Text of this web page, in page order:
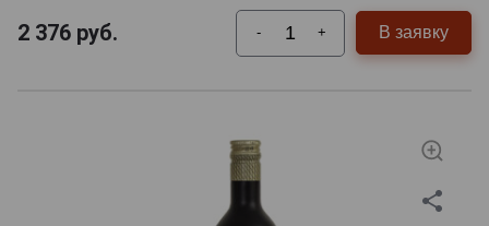
2 376 руб. - + В заявку